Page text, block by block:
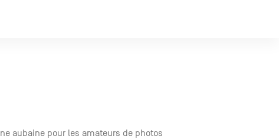
aubaine pour les amateurs de photos